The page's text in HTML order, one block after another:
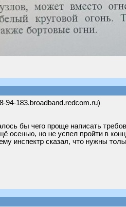
94-183.broadband.redcom.ru)
бы чего проще написать
осенью, но не успел пройти в
инспектр сказал, что нужны